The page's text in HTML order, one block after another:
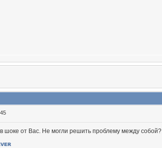
шоке от Вас. Не могли решить проблему между собой?